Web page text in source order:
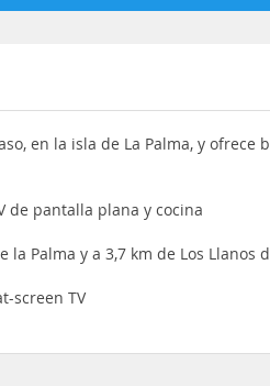
en la isla de La Palma, y ofrece
de pantalla plana y cocina
Palma y a 3,7 km de Los Llanos
screen TV